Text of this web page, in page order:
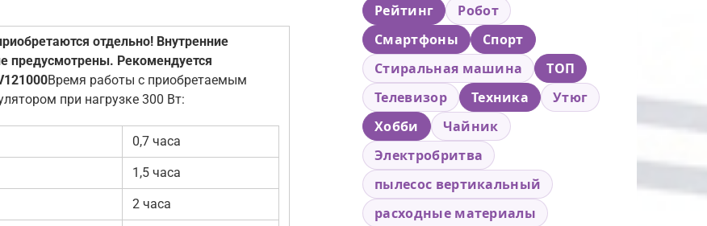
отдельно! Внутренние
предусмотрены. Рекомендуется
Время работы с приобретаемым
при нагрузке 300 Вт:
0,7 часа
1,5 часа
2 часа
Рейтинг
Робот
Смартфоны
Спорт
Стиральная машина
ТОП
Телевизор
Техника
Утюг
Хобби
Чайник
Электробритва
пылесос вертикальный
расходные материалы